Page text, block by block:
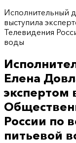
Исполнительный
выступила
Телевидения
воды
Елена
экспертом
России по
питьевой